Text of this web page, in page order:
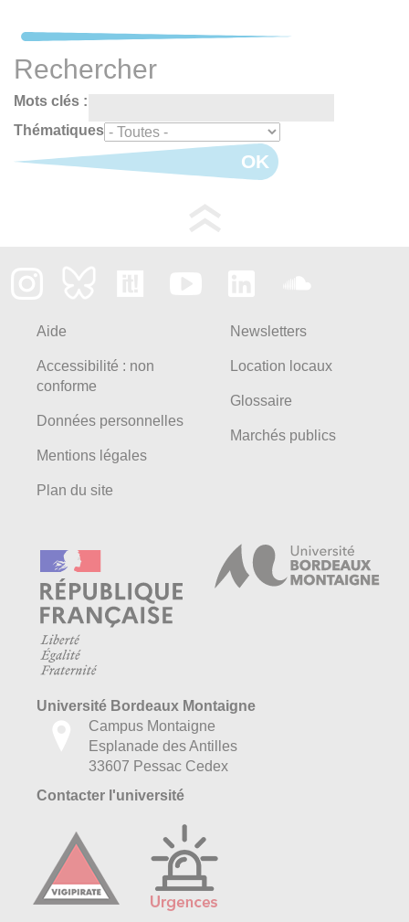
Rechercher
Mots clés :
Thématiques
OK
Aide
Accessibilité : non
conforme
Données personnelles
Mentions légales
Plan du site
Newsletters
Location locaux
Glossaire
Marchés publics
Université Bordeaux Montaigne
Campus Montaigne
Esplanade des Antilles
33607 Pessac Cedex
Contacter l'université